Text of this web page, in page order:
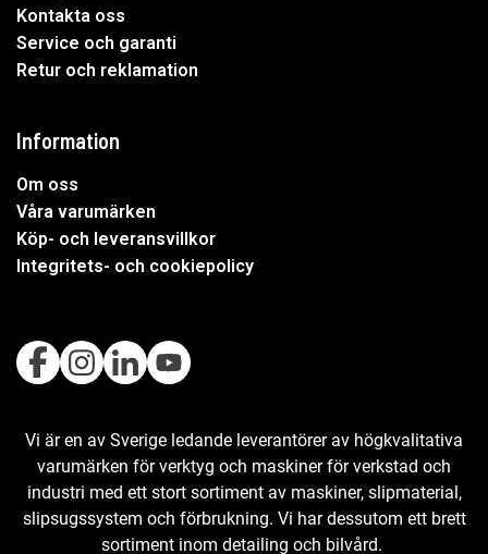
Kontakta oss
Service och garanti
Retur och reklamation
Information
Om oss
Våra varumärken
Köp- och leveransvillkor
Integritets- och cookiepolicy
Vi är en av Sverige ledande leverantörer av högkvalitativa
varumärken för verktyg och maskiner för verkstad och
industri med ett stort sortiment av maskiner, slipmaterial,
slipsugssystem och förbrukning. Vi har dessutom ett brett
sortiment inom detailing och bilvård.